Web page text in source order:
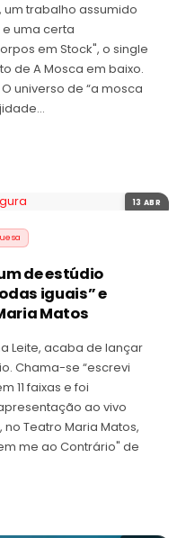
um trabalho assumido
uma certa
em Stock", o single
de A Mosca em baixo.
universo de “a mosca
13 ABR
de estúdio
iguais” e
Matos
Leite, acaba de lançar
Chama-se “escrevi
11 faixas e foi
ao vivo
Teatro Maria Matos,
me ao Contrário" de